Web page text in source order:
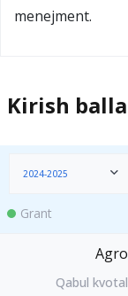
menejment.
Kirish
2024-2025
Grant